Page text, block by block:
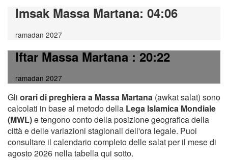
Imsak Massa Martana: 04:06
ramadan 2027
Iftar Massa Martana: 20:22
ramadan 2027
Gli orari di preghiera a Massa Martana (awkat salat) sono
calcolati in base al metodo della Lega Islamica Mondiale
(MWL)e tengono conto della posizione geografica della
città e delle variazioni stagionali dell'ora legale. Puoi
consultare il calendario completo delle salat per il mese di
agosto 2026 nella tabella qui sotto.